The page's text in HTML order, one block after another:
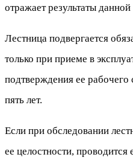
отражает результаты
Лестница подвергается
только при приеме в
подтверждения ее рабочего
пять лет.
Если при обследовании
ее целостности,